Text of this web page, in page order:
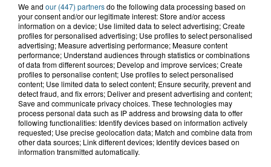
7h21
Samer : deux adolescents de 14 et 15
ans grièvement blessés dans un...
8 août 2026
Âgée de 54 ans, une femme se blesse
dans un accident de trottinette...
We and our (447) partnersdo the following data processing based on
your consent and/or our legitimate interest: Store and/or access
information on a device; Use limited data to select advertising; Create
profiles for personalised advertising; Use profiles to select personalised
advertising; Measure advertising performance; Measure content
performance; Understand audiences through statistics or combinations
of data from different sources; Develop and improve services; Create
profiles to personalise content; Use profiles to select personalised
content; Use limited data to select content; Ensure security, prevent and
detect fraud, and fix errors; Deliver and present advertising and content;
Save and communicate privacy choices. These technologies may
process personal data such as IP address and browsing data to offer
following functionalities: Identify devices based on information actively
requested; Use precise geolocation data; Match and combine data from
other data sources; Link different devices; Identify devices based on
information transmitted automatically.